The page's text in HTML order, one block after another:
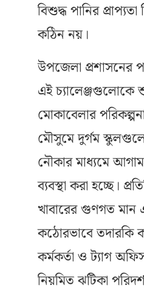
বিশুদ্ধ পানির
কঠিন নয়।
উপজেলা প্রশাসনের
এই চ্যালেঞ্জগুলোকে
মোকাবেলার
মৌসুমে দুর্গম
নৌকার মাধ্যমে
ব্যবস্থা করা হচ্ছে।
খাবারের গুণগত মান
কঠোরভাবে তদারকি
কর্মকর্তা ও ট্যাগ
নিয়মিত ঝটিকা